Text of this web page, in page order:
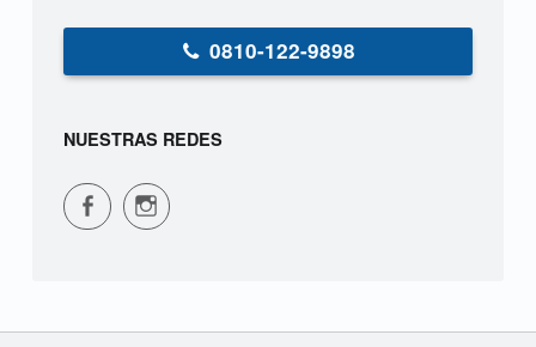
0810-122-9898
NUESTRAS REDES
CPVS en Facebook CPVS en Instagram